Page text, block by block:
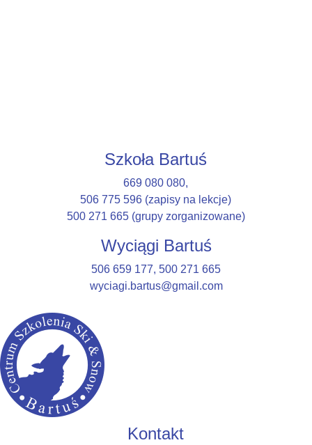
Szkoła Bartuś
669 080 080,
506 775 596 (zapisy na lekcje)
500 271 665(grupy zorganizowane)
Wyciągi Bartuś
506 659 177, 500 271 665
wyciagi.bartus@gmail.com
Kontakt